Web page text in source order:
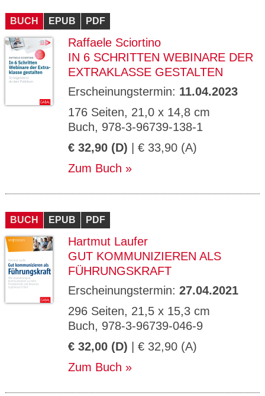
BUCH EPUB PDF
Raffaele Sciortino
IN 6 SCHRITTEN WEBINARE DER
EXTRAKLASSE GESTALTEN
Erscheinungstermin: 11.04.2023
176 Seiten, 21,0 x 14,8 cm
Buch, 978-3-96739-138-1
€ 32,90 (D) | € 33,90 (A)
Zum Buch
BUCH EPUB PDF
Hartmut Laufer
GUT KOMMUNIZIEREN ALS
FÜHRUNGSKRAFT
Erscheinungstermin: 27.04.2021
296 Seiten, 21,5 x 15,3 cm
Buch, 978-3-96739-046-9
€ 32,00 (D) | € 32,90 (A)
Zum Buch